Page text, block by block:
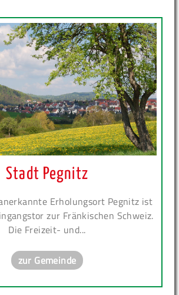
Stadt Pegnitz
Erholungsort Pegnitz ist
zur Fränkischen Schweiz.
Die Freizeit- und...
zur Gemeinde